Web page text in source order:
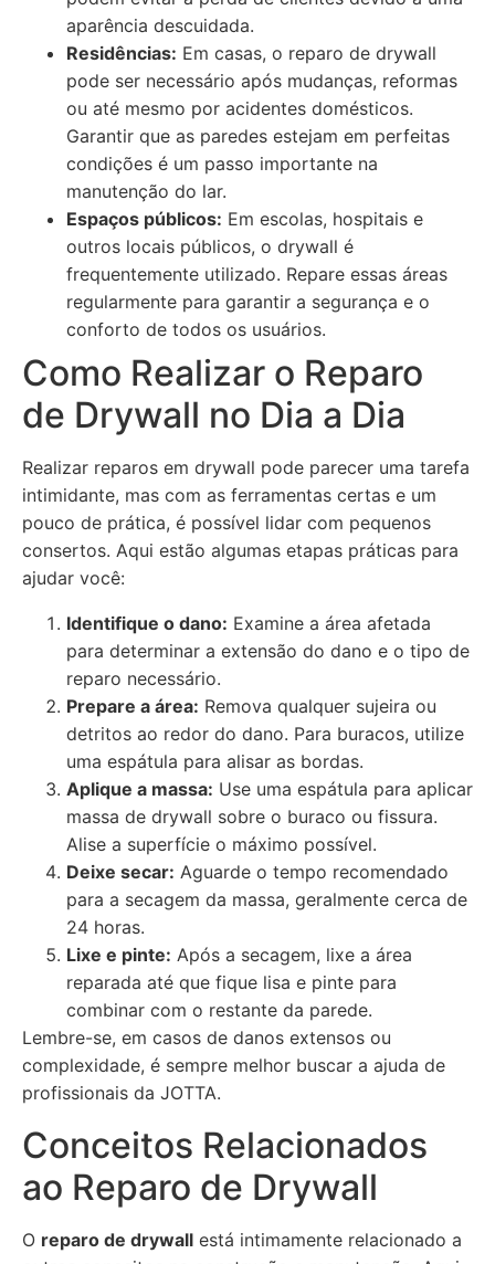
aparência descuidada.
Residências: Em casas, o reparo de drywall
pode ser necessário após mudanças, reformas
ou até mesmo por acidentes domésticos.
Garantir que as paredes estejam em perfeitas
condições é um passo importante na
manutenção do lar.
Espaços públicos: Em escolas, hospitais e
outros locais públicos, o drywall é
frequentemente utilizado. Repare essas áreas
regularmente para garantir a segurança e o
conforto de todos os usuários.
Como Realizar o Reparo
de Drywall no Dia a Dia
Realizar reparos em drywall pode parecer uma tarefa
intimidante, mas com as ferramentas certas e um
pouco de prática, é possível lidar com pequenos
consertos. Aqui estão algumas etapas práticas para
ajudar você:
Identifique o dano: Examine a área afetada
para determinar a extensão do dano e o tipo de
reparo necessário.
Prepare a área: Remova qualquer sujeira ou
detritos ao redor do dano. Para buracos, utilize
uma espátula para alisar as bordas.
Aplique a massa: Use uma espátula para aplicar
massa de drywall sobre o buraco ou fissura.
Alise a superfície o máximo possível.
Deixe secar: Aguarde o tempo recomendado
para a secagem da massa, geralmente cerca de
24 horas.
Lixe e pinte: Após a secagem, lixe a área
reparada até que fique lisa e pinte para
combinar com o restante da parede.
Lembre-se, em casos de danos extensos ou
complexidade, é sempre melhor buscar a ajuda de
profissionais da JOTTA.
Conceitos Relacionados
ao Reparo de Drywall
O reparo de drywall está intimamente relacionado a